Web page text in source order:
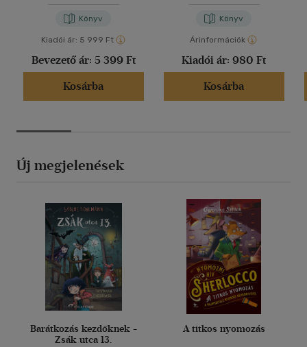
Könyv
Kiadói ár: 5 999 Ft
Bevezető ár: 5 399 Ft
Kosárba
Könyv
Árinformációk
Kiadói ár: 980 Ft
Kosárba
Új megjelenések
Barátkozás kezdőknek -
Zsák utca 13.
A titkos nyomozás